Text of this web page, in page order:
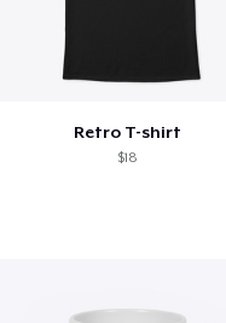
Retro T-shirt
$18